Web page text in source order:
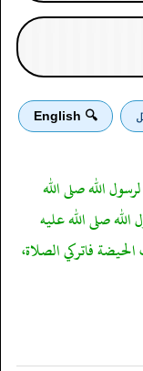
🔍 English
الله صلى الله
صلى الله عليه
فاتركي الصلاة،